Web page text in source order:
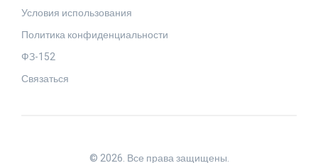
Условия использования
Политика конфиденциальности
ФЗ-152
Связаться
© 2026. Все права защищены.